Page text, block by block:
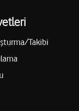
Takibi